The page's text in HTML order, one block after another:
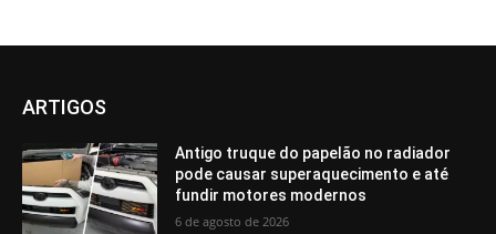
ARTIGOS
Antigo truque do papelão no radiador
pode causar superaquecimento e até
fundir motores modernos
6 de agosto de 2026